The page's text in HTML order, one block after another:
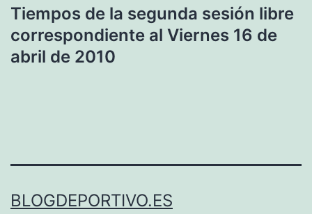
Tiempos de la segunda sesión libre
correspondiente al Viernes 16 de
abril de 2010
BLOGDEPORTIVO.ES